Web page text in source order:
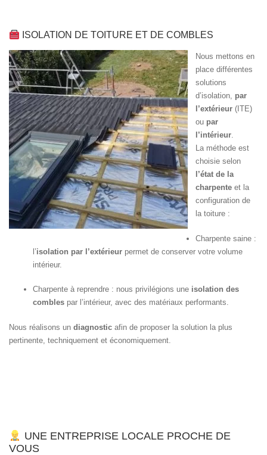
ISOLATION DE TOITURE ET DE COMBLES
Nous mettons en
place différentes
solutions
d’isolation, par
l’extérieur (ITE)
ou par
l’intérieur.
La méthode est
choisie selon
l’état de la
charpente et la
configuration de
la toiture :
Charpente saine :
l’isolation par l’extérieur permet de conserver votre volume
intérieur.
Charpente à reprendre : nous privilégions une isolation des
combles par l’intérieur, avec des matériaux performants.
Nous réalisons un diagnostic afin de proposer la solution la plus
pertinente, techniquement et économiquement.
UNE ENTREPRISE LOCALE PROCHE DE
VOUS